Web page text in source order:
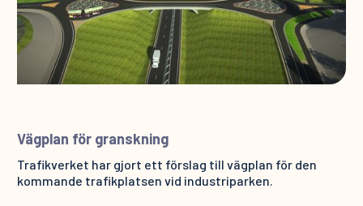
Vägplan för granskning
Trafikverket har gjort ett förslag till vägplan för den
kommande trafikplatsen vid industriparken.